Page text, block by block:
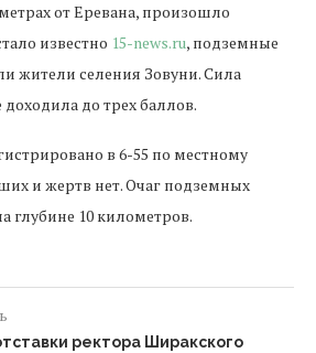
от Еревана, произошло
известно 15-news.ru, подземные
жители селения Зовуни. Сила
до трех баллов.
в 6-55 по местному
и жертв нет. Очаг подземных
глубине 10 километров.
ректора Ширакского